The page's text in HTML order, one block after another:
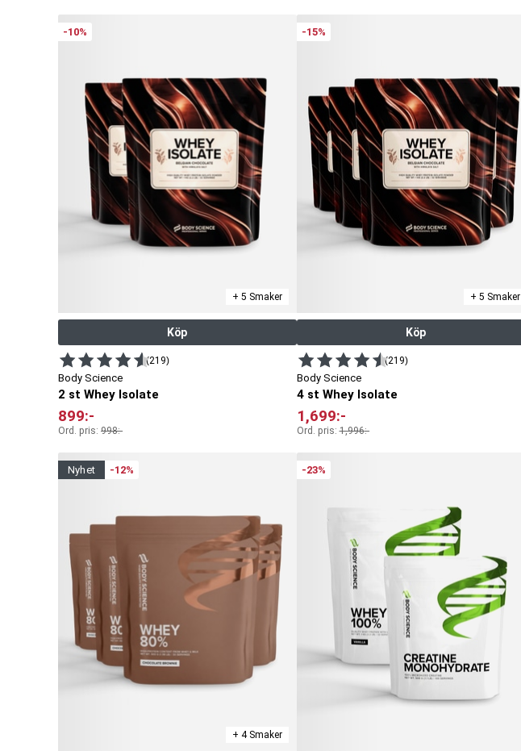
-10%
+ 5 Smaker
Köp
(219)
Body Science
2 st Whey Isolate
899:-
Ord. pris: 998:-
-15%
+ 5 Smaker
Köp
(219)
Body Science
4 st Whey Isolate
1,699:-
Ord. pris:1,996:-
nyhet -12%
+ 4 Smaker
-23%